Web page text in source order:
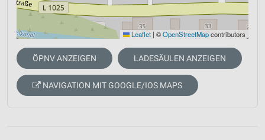
Leaflet | ©OpenStreetMapcontributors
ÖPNV ANZEIGEN LADESÄULEN ANZEIGEN
NAVIGATION MIT GOOGLE/IOS MAPS